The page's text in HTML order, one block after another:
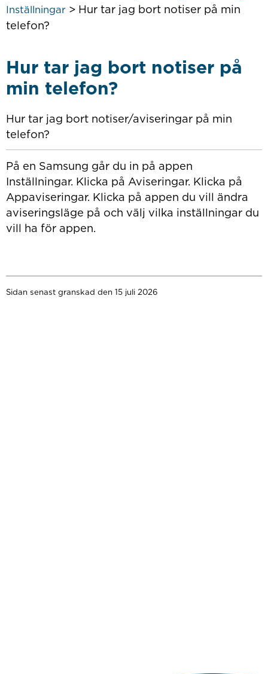
Inställningar> Hur tar jag bort notiser på min
telefon?
Hur tar jag bort notiser på
min telefon?
Hur tar jag bort notiser/aviseringar på min
telefon?
På en Samsung går du in på appen
Inställningar. Klicka på Aviseringar. Klicka på
Appaviseringar. Klicka på appen du vill ändra
aviseringsläge på och välj vilka inställningar du
vill ha för appen.
Sidan senast granskad den 15 juli 2026